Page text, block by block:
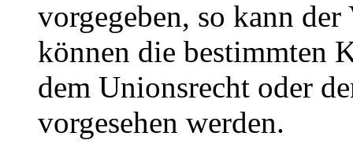
vorgegeben, so kann
können die bestimmten
dem Unionsrecht oder
vorgesehen werden.